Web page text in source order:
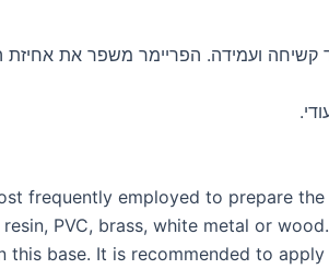
קשיחה ועמידה. הפריימר משפר את
frequently employed to prepare
PVC, brass, white metal or
base. It is recommended to